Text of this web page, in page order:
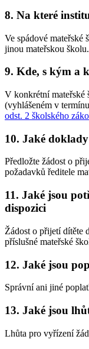
8. Na které
Ve spádové mateřské
jinou mateřskou školu.
9. Kde, s kým a
V konkrétní mateřské
(vyhlášeném v
odst. 2 školského
10. Jaké
Předložte žádost o
požadavků ředitele
11. Jaké jsou
dispozici
Žádost o přijetí dítěte
příslušné mateřské
12. Jaké jsou
Správní ani jiné
13. Jaké jsou
Lhůta pro vyřízení